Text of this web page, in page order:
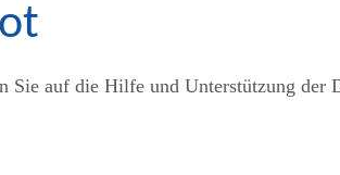
Sie auf die Hilfe und Unterstützung